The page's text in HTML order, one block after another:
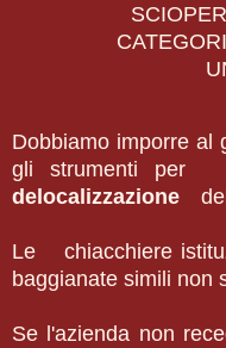
Dobbiamo imporre al
gli strumenti per
delocalizzazione
Le chiacchiere
baggianate simili non
Se l'azienda non